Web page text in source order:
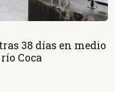
38 días en medio
Coca